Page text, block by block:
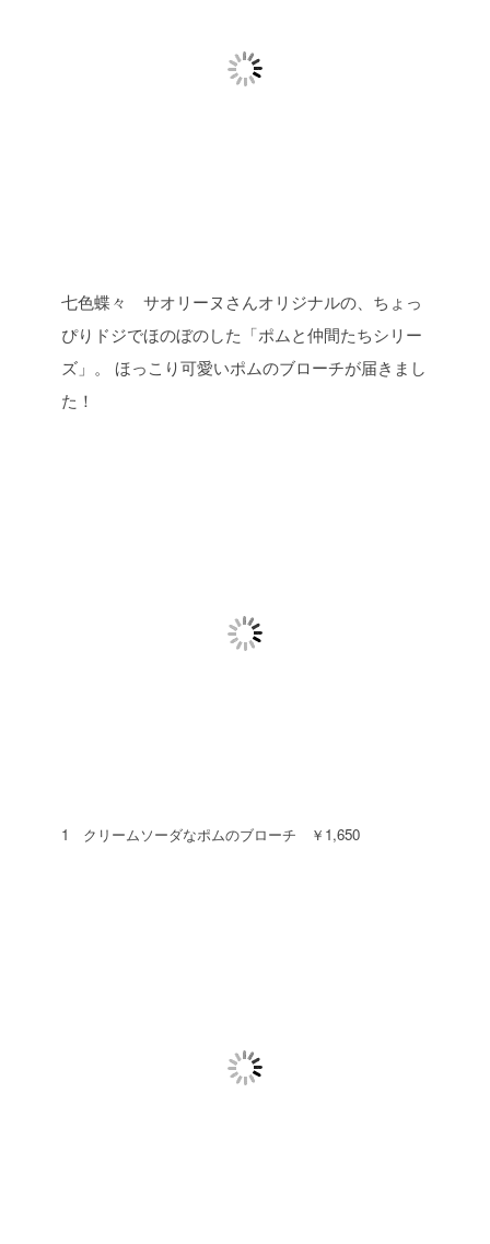
七色蝶々 サオリーヌさんオリジナルの、ちょっ
ぴりドジでほのぼのした「ポムと仲間たちシリー
ズ」。
ほっこり可愛いポムのブローチが届きまし
た！
1 クリームソーダなポムのブローチ ￥1,650